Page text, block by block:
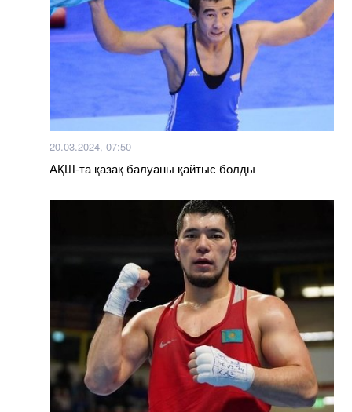
20.03.2024, 07:50
АҚШ-та қазақ балуаны қайтыс болды